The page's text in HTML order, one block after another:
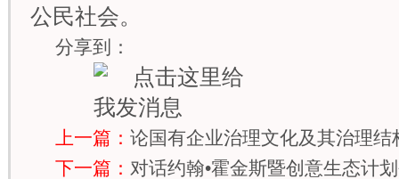
公民社会。
分享到：
上一篇： 论国有企业治理文化及其治理结
下一篇： 对话约翰•霍金斯暨创意生态计